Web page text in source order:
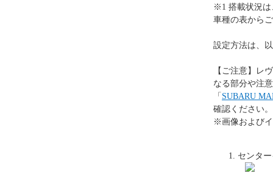
※1 搭載状況は
車種の表から
設定方法は、
【ご注意】レ
なる部分や注
「 SUBARU
確認ください。
※画像および
センタ